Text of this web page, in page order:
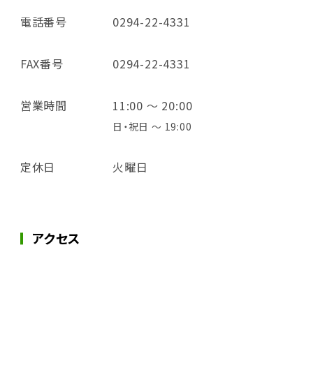
電話番号 0294-22-4331
FAX番号 0294-22-4331
営業時間 11:00 ～ 20:00
日・祝日 ～ 19:00
定休日 火曜日
アクセス